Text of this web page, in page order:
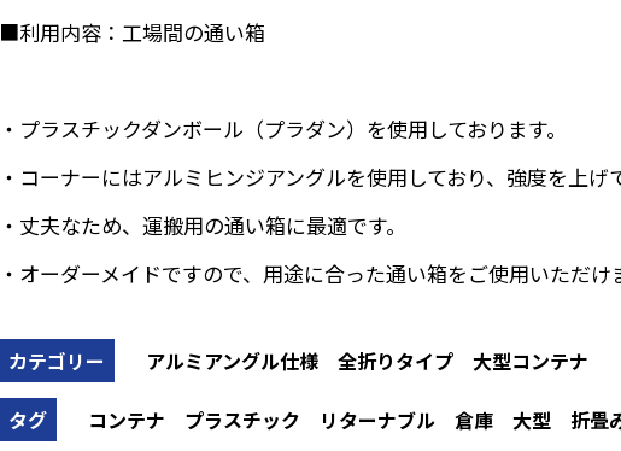
■利用内容：工場間の通い箱
・プラスチックダンボール（プラダン）を使用しております。
・コーナーにはアルミヒンジアングルを使用しており、強度を上げ
・丈夫なため、運搬用の通い箱に最適です。
・オーダーメイドですので、用途に合った通い箱をご使用いただけ
カテゴリー アルミアングル仕様 全折りタイプ 大型コンテナ
タグ コンテナ プラスチック リターナブル 倉庫 大型 折畳